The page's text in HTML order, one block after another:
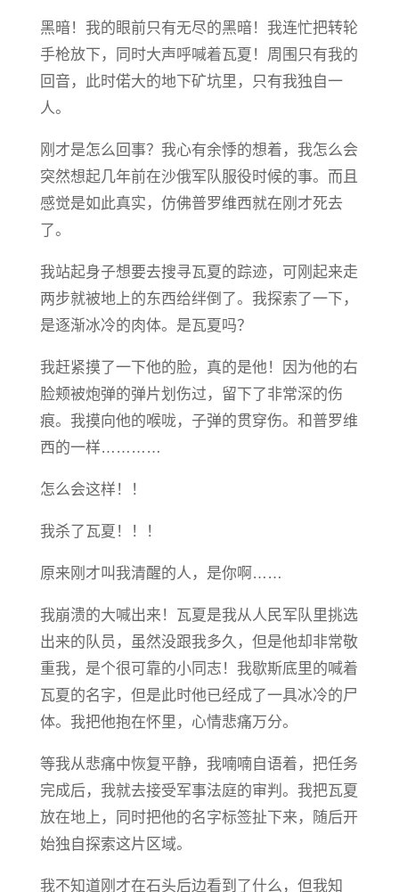
黑暗！我的眼前只有无尽的黑暗！我连忙把转轮
手枪放下，同时大声呼喊着瓦夏！周围只有我的
回音，此时偌大的地下矿坑里，只有我独自一
人。
刚才是怎么回事？我心有余悸的想着，我怎么会
突然想起几年前在沙俄军队服役时候的事。而且
感觉是如此真实，仿佛普罗维西就在刚才死去
了。
我站起身子想要去搜寻瓦夏的踪迹，可刚起来走
两步就被地上的东西给绊倒了。我探索了一下，
是逐渐冰冷的肉体。是瓦夏吗？
我赶紧摸了一下他的脸，真的是他！因为他的右
脸颊被炮弹的弹片划伤过，留下了非常深的伤
痕。我摸向他的喉咙，子弹的贯穿伤。和普罗维
西的一样…………
怎么会这样！！
我杀了瓦夏！！！
原来刚才叫我清醒的人，是你啊……
我崩溃的大喊出来！瓦夏是我从人民军队里挑选
出来的队员，虽然没跟我多久，但是他却非常敬
重我，是个很可靠的小同志！我歇斯底里的喊着
瓦夏的名字，但是此时他已经成了一具冰冷的尸
体。我把他抱在怀里，心情悲痛万分。
等我从悲痛中恢复平静，我喃喃自语着，把任务
完成后，我就去接受军事法庭的审判。我把瓦夏
放在地上，同时把他的名字标签扯下来，随后开
始独自探索这片区域。
我不知道刚才在石头后边看到了什么，但我知